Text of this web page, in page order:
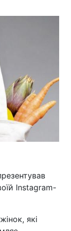
Instagram-
які